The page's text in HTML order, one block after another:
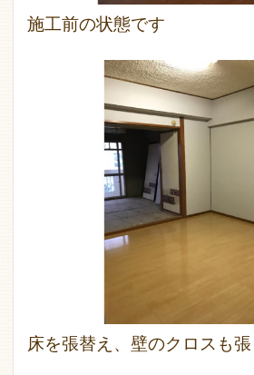
施工前の状態です
床を張替え、壁のクロスも